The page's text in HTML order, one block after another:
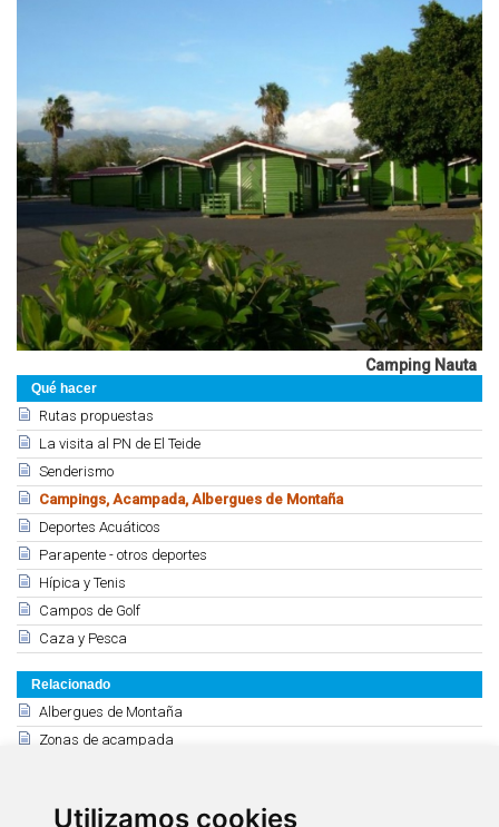
Utilizamos cookies
Qué hacer
Rutas propuestas
La visita al PN de El Teide
Senderismo
Campings, Acampada, Albergues de Montaña
Deportes Acuáticos
Parapente - otros deportes
Hípica y Tenis
Campos de Golf
Caza y Pesca
Relacionado
Albergues de Montaña
Zonas de acampada
Campings
Camping Nauta